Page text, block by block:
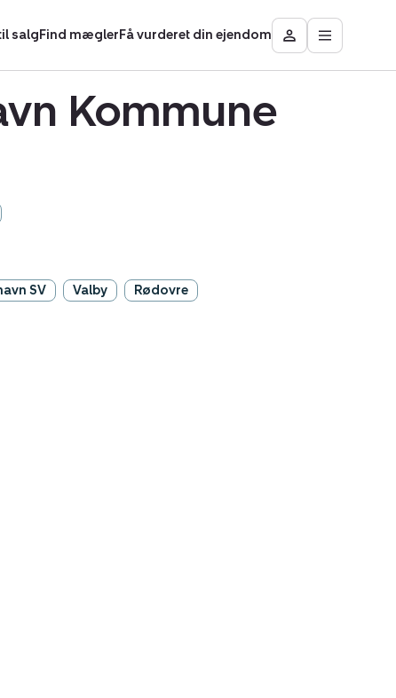
salgFind mæglerFå vurderet din ejendom
Besøg
Mit
Åbn
Kommune
SV Valby Rødovre